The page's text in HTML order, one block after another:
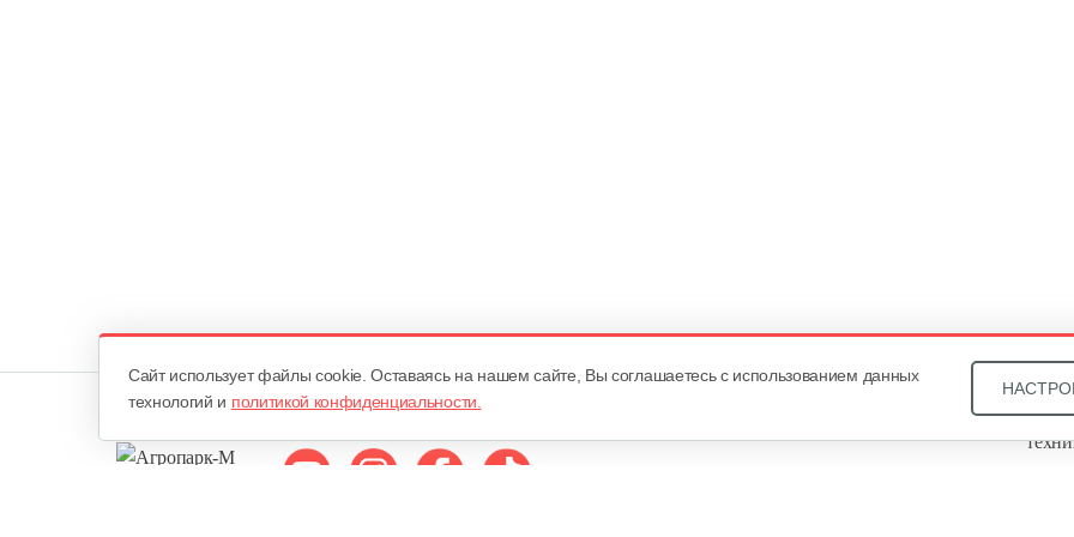
Cайт использует файлы cookie. Оставаясь на нашем сайте, Вы соглашаетесь с использованием данных
технологий и политикой конфиденциальности.